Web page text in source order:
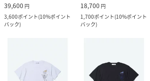
39,600 円
3,600ポイント(10%ポイント
バック)
18,700 円
1,700ポイント(10%ポイント
バック)